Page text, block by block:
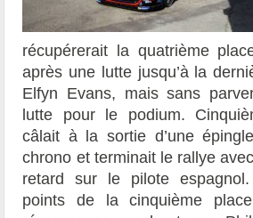
récupérerait la quatrième
après une lutte jusqu’à la
Elfyn Evans, mais sans
lutte pour le podium.
câlait à la sortie d’une
chrono et terminait le rallye
retard sur le pilote
points de la cinquième